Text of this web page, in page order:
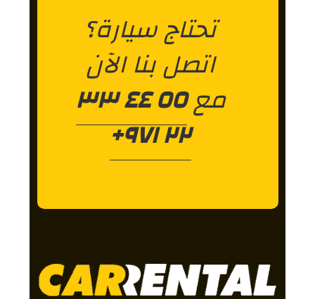
تحتاج سيارة؟
اتصل بنا الآن
مع ٥٥ ٤٤ ٣٣
٢٢ ٩٧١+